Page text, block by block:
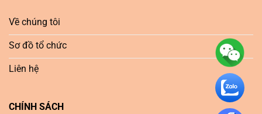
Về chúng tôi
Sơ đồ tổ chức
Liên hệ
CHÍNH SÁCH